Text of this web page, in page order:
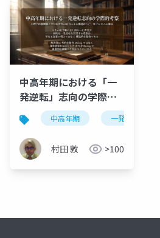
中高年期における「一
発逆転」志向の学際的
考察：心理学的報酬系
と実存的変容の統合に
よる漸進的「自己一
致」プロセスの探求
中高年期 一発逆転志向
村田 敦 >100